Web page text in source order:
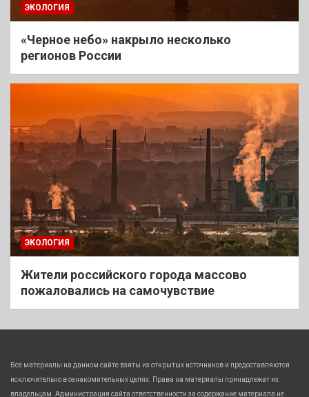
ЭКОЛОГИЯ
«Черное небо» накрыло несколько
регионов России
ЭКОЛОГИЯ
Жители российского города массово
пожаловались на самочувствие
Все материалы на данном сайте взяты из открытых источников и предоставляются
исключительно в ознакомительных целях. Права на материалы принадлежат их
владельцам. Администрация сайта ответственности за содержание материала не